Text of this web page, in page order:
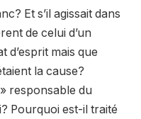
Et s’il agissait dans
de celui d’un
d’esprit mais que
la cause?
responsable du
Pourquoi est-il traité